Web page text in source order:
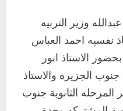
وزير التربيه
نفسيه احمد العباس
بحضور الاستاذ انور
جنوب الجزيره والاستاذ
الثانوية جنوب